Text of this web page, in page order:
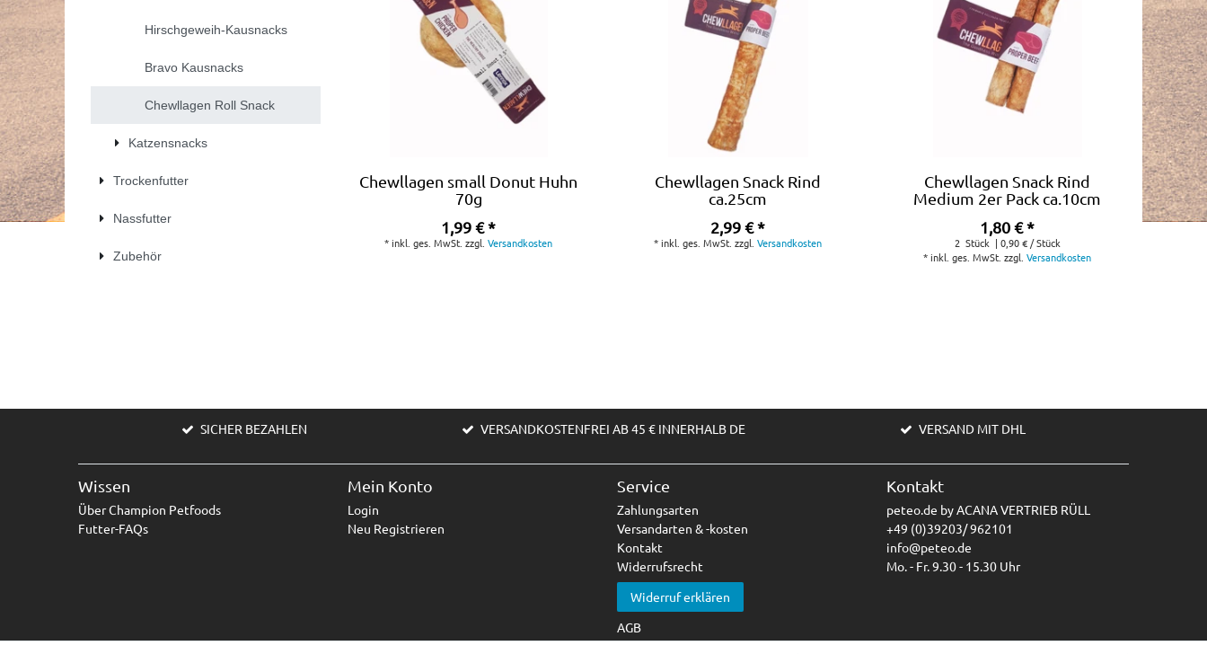
Hirschgeweih-Kausnacks
Bravo Kausnacks
Chewllagen Roll Snack
Katzensnacks
Trockenfutter
Nassfutter
Zubehör
Chewllagen small Donut Huhn
70g
1,99 € *
*inkl. ges. MwSt. zzgl.Versandkosten
Chewllagen Snack Rind
ca.25cm
2,99 € *
*inkl. ges. MwSt. zzgl.Versandkosten
Chewllagen Snack Rind
Medium 2er Pack ca.10cm
1,80 € *
2 Stück | 0,90 € / Stück
*inkl. ges. MwSt. zzgl.Versandkosten
SICHER BEZAHLEN VERSANDKOSTENFREI AB 45 € INNERHALB DE VERSAND MIT DHL
Wissen
Über Champion Petfoods
Futter-FAQs
Mein Konto
Login
Neu Registrieren
Service
Zahlungsarten
Versandarten & -kosten
Kontakt
Widerrufsrecht
Widerruf erklären
AGB
Impressum
Kontakt
peteo.de by ACANA VERTRIEB RÜLL
+49 (0)39203/ 962101
info@peteo.de
Mo. - Fr. 9.30 - 15.30 Uhr